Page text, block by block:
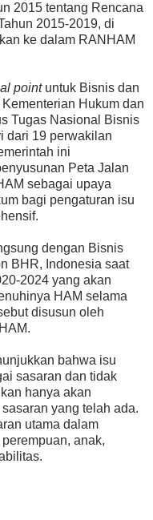
2015 tentang Rencana
2015-2019, di
ke dalam RANHAM
pointuntuk Bisnis dan
Hukum dan
Tugas Nasional Bisnis
dari 19 perwakilan
ini
Peta Jalan
sebagai upaya
bagi pengaturan isu
dengan Bisnis
BHR, Indonesia saat
2024 yang akan
HAM selama
disusun oleh
bahwa isu
sasaran dan tidak
hanya akan
yang telah ada.
utama dalam
anak,